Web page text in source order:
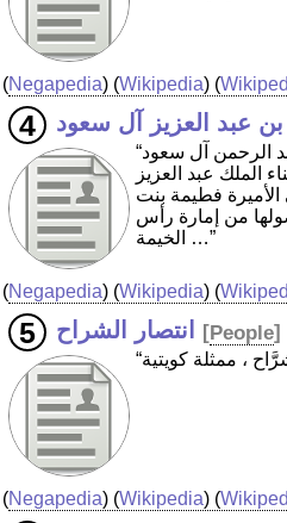
(Negapedia) (Wikipedia) (
عبد العزيز آل سعود
“الأمير حمود بن عبد العزيز بن عبد الرحمن آل سعود
الملك عبد العزيز
الأميرة فطيمة بنت
من إمارة رأس
الخيمة …”
(Negapedia) (Wikipedia) (
انتصار الشراح [People]
(Negapedia) (Wikipedia) (